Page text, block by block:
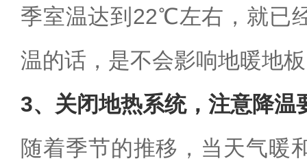
季室温达到22℃左右，就已
温的话，是不会影响地暖地
3、关闭地热系统，注意降温
随着季节的推移，当天气暖